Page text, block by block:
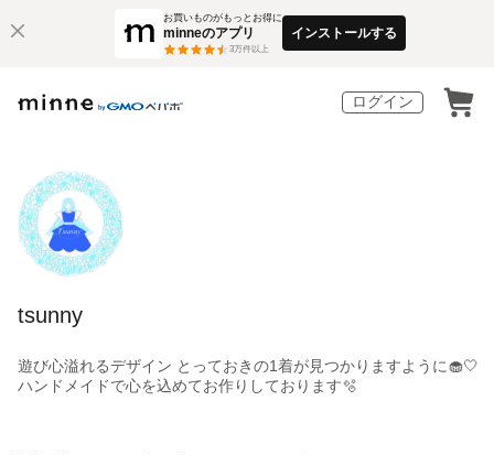
お買いものがもっとお得に
minneのアプリ
3万件以上
インストールする
ログイン
tsunny
遊び心溢れるデザイン とっておきの1着が見つかりますように🧁🤍
ハンドメイドで心を込めてお作りしております🫧